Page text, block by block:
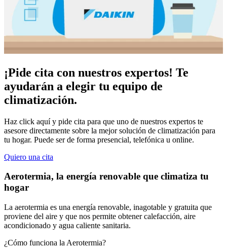
¡Pide cita con nuestros expertos! Te
ayudarán a elegir tu equipo de
climatización.
Haz click aquí y pide cita para que uno de nuestros expertos te
asesore directamente sobre la mejor solución de climatización para
tu hogar. Puede ser de forma presencial, telefónica u online.
Quiero una cita
Aerotermia, la energía renovable que climatiza tu
hogar
La aerotermia es una energía renovable, inagotable y gratuita que
proviene del aire y que nos permite obtener calefacción, aire
acondicionado y agua caliente sanitaria.
¿Cómo funciona la Aerotermia?